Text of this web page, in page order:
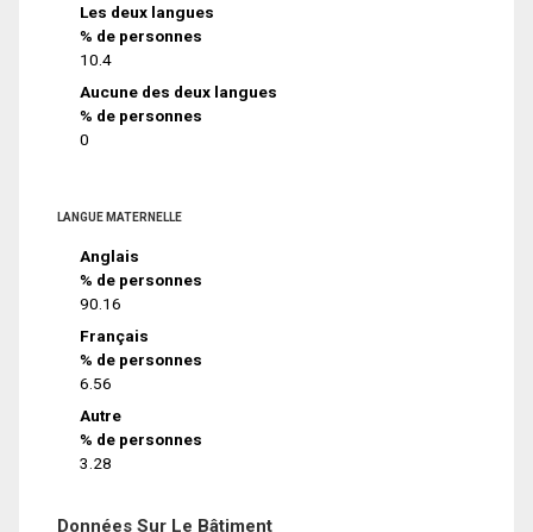
Les deux langues
% de personnes
10.4
Aucune des deux langues
% de personnes
0
LANGUE MATERNELLE
Anglais
% de personnes
90.16
Français
% de personnes
6.56
Autre
% de personnes
3.28
Données Sur Le Bâtiment